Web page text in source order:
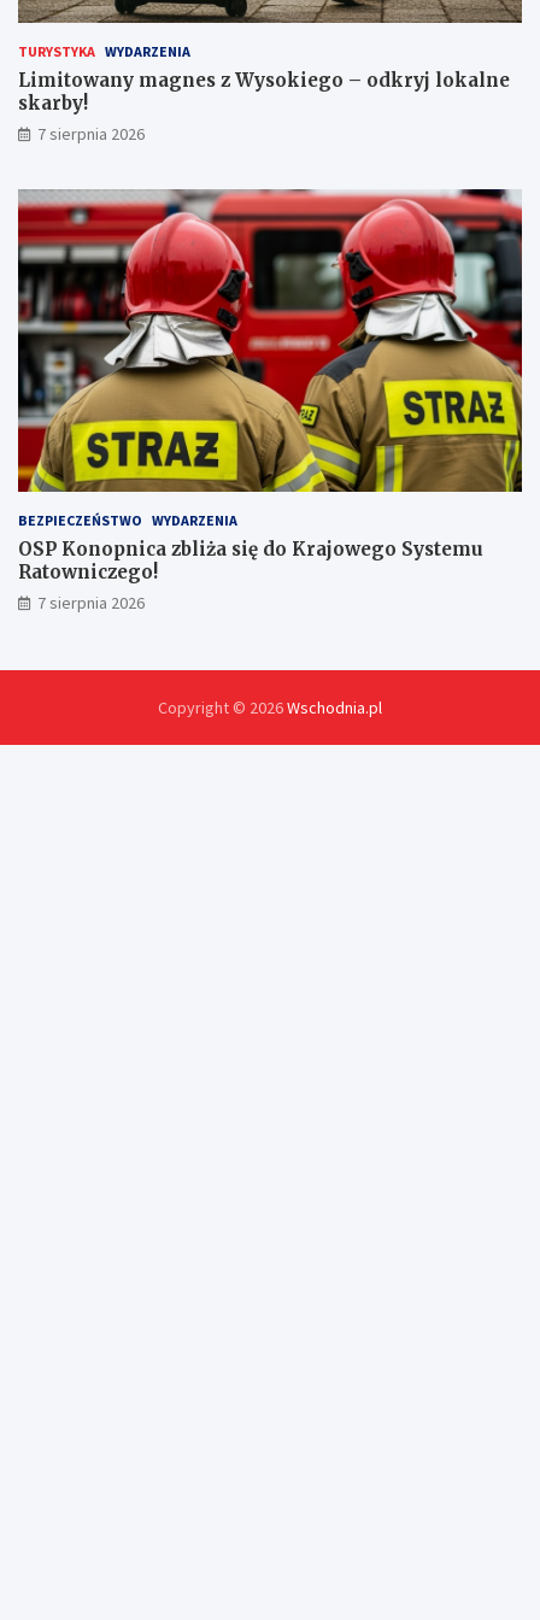
a
a
ż
e
r
!
TURYSTYKA WYDARZENIA
Limitowany magnes z Wysokiego – odkryj lokalne
skarby!
7 sierpnia 2026
BEZPIECZEŃSTWO WYDARZENIA
OSP Konopnica zbliża się do Krajowego Systemu
Ratowniczego!
7 sierpnia 2026
Copyright © 2026Wschodnia.pl